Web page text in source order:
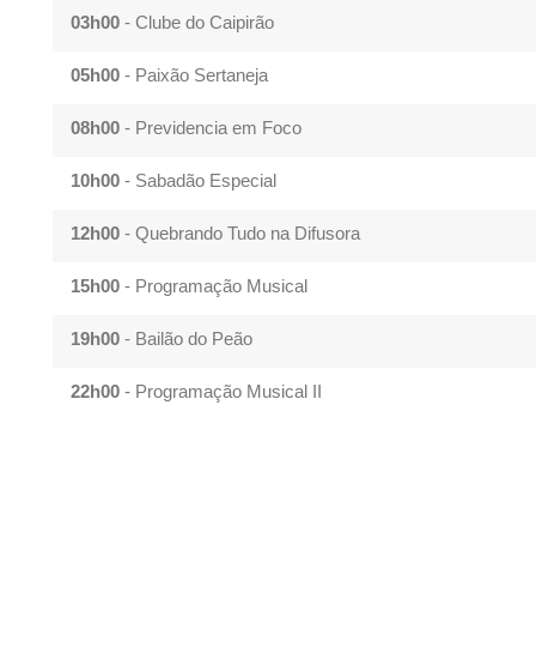
03h00 - Clube do Caipirão
05h00 - Paixão Sertaneja
08h00 - Previdencia em Foco
10h00 - Sabadão Especial
12h00 - Quebrando Tudo na Difusora
15h00 - Programação Musical
19h00 - Bailão do Peão
22h00 - Programação Musical II